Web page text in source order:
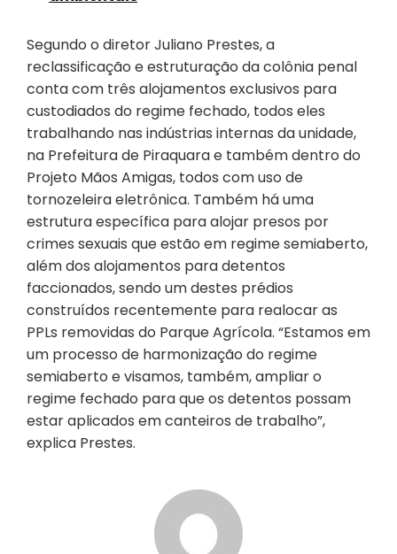
Segundo o diretor Juliano Prestes, a
reclassificação e estruturação da colônia penal
conta com três alojamentos exclusivos para
custodiados do regime fechado, todos eles
trabalhando nas indústrias internas da unidade,
na Prefeitura de Piraquara e também dentro do
Projeto Mãos Amigas, todos com uso de
tornozeleira eletrônica. Também há uma
estrutura específica para alojar presos por
crimes sexuais que estão em regime semiaberto,
além dos alojamentos para detentos
faccionados, sendo um destes prédios
construídos recentemente para realocar as
PPLs removidas do Parque Agrícola. “Estamos em
um processo de harmonização do regime
semiaberto e visamos, também, ampliar o
regime fechado para que os detentos possam
estar aplicados em canteiros de trabalho”,
explica Prestes.